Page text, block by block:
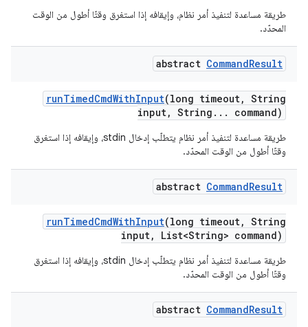
طريقة مساعدة لتنفيذ أمر نظام، وإيقافه إذا استغرق وقتًا أطول من الوقت
المحدّد.
abstract CommandResult
runTimedCmdWithInput(long timeout, String
input, String . . . command)
طريقة مساعدة لتنفيذ أمر نظام يتطلّب إدخال stdin، وإيقافه إذا استغرق
وقتًا أطول من الوقت المحدّد.
abstract CommandResult
runTimedCmdWithInput(long timeout, String
input, List<String> command)
طريقة مساعدة لتنفيذ أمر نظام يتطلّب إدخال stdin، وإيقافه إذا استغرق
وقتًا أطول من الوقت المحدّد.
abstract CommandResult